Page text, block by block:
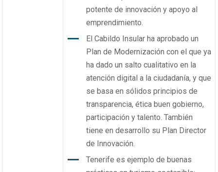
potente de innovación y apoyo al
emprendimiento.
El Cabildo Insular ha aprobado un
Plan de Modernización con el que ya
ha dado un salto cualitativo en la
atención digital a la ciudadanía, y que
se basa en sólidos principios de
transparencia, ética buen gobierno,
participación y talento. También
tiene en desarrollo su Plan Director
de Innovación.
Tenerife es ejemplo de buenas